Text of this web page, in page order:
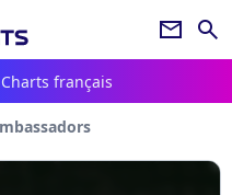
newsletter search
Charts français